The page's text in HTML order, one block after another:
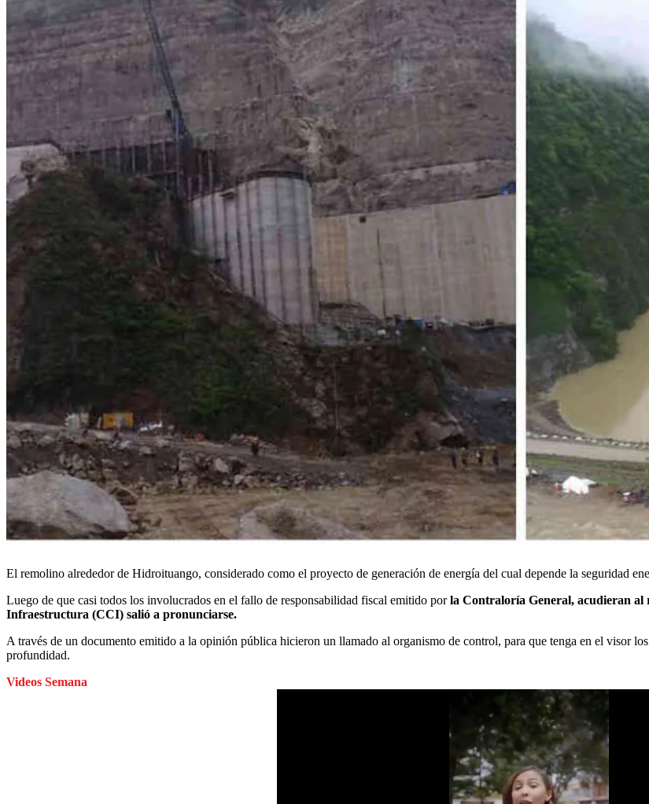
El remolino alrededor de Hidroituango, considerado como el proyecto de generación de energía del cual depende la seguridad
Luego de que casi todos los involucrados en el fallo de responsabilidad fiscal emitido porla Contraloría General, acudieran al
Infraestructura (CCI) salió a pronunciarse.
A través de un documento emitido a la opinión pública hicieron un llamado al organismo de control, para que tenga en el visor
profundidad.
Videos Semana